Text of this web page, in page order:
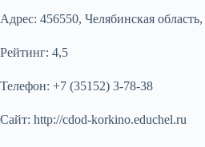
Адрес: 456550, Челябинская
Рейтинг: 4,5
Телефон: +7 (35152) 3-78-38
Сайт: http://cdod-korkino.educhel.ru